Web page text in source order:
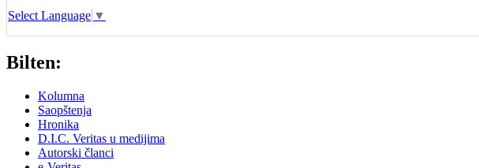
Select Language ▼
Bilten:
Kolumna
Saopštenja
Hronika
D.I.C. Veritas u medijima
Autorski članci